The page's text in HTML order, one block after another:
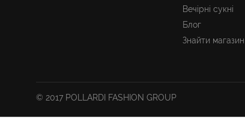
Вечірні сукні
Блог
Знайти магазин
© 2017 POLLARDI FASHION GROUP